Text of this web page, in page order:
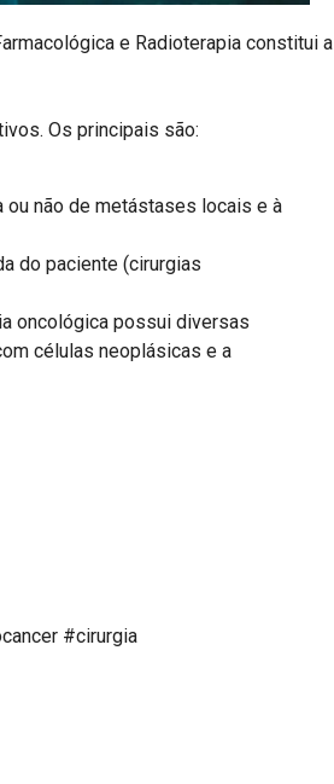
e Radioterapia constitui a
Os principais são:⠀
ou não de metástases locais e à
do paciente (cirurgias
oncológica possui diversas
células neoplásicas e a
#cirurgia